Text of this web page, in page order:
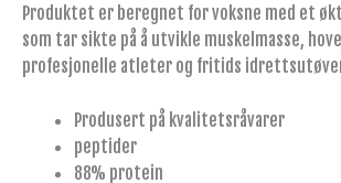
Produktet er beregnet for voksne med et
som tar sikte på å utvikle muskelmasse,
profesjonelle atleter og fritids
Produsert på kvalitetsråvarer
peptider
88% protein